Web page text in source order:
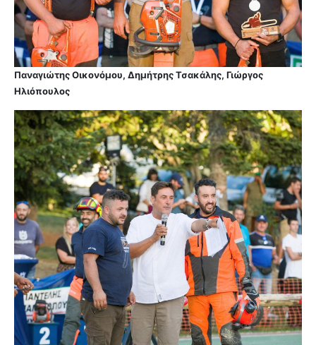
Παναγιώτης Οικονόμου, Δημήτρης Τσακάλης, Γιώργος
Ηλιόπουλος